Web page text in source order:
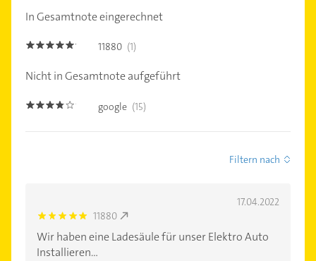
In Gesamtnote eingerechnet
5.0 11880 (1)
Nicht in Gesamtnote aufgeführt
3.7 google (15)
Filtern nach
17.04.2022
5.0 11880
Wir haben eine Ladesäule für unser Elektro Auto
Installieren...